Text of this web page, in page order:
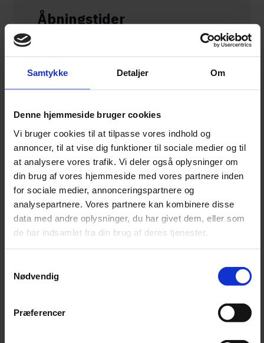
Samtykke Detaljer Om
Denne hjemmeside bruger cookies
Vi bruger cookies til at tilpasse vores indhold og
annoncer, til at vise dig funktioner til sociale medier og til
at analysere vores trafik. Vi deler også oplysninger om
din brug af vores hjemmeside med vores partnere inden
for sociale medier, annonceringspartnere og
analysepartnere. Vores partnere kan kombinere disse
data med andre oplysninger, du har givet dem, eller som
de har indsamlet fra din brug af deres tjenester.
Nødvendig
Præferencer
Åbningstider
Mandag til torsdag: Kl. 8.00 – 15.00
Fredag: Kl. 8.00 – 12.00​
Mandag til torsdag: Kl. 8.00 – 16.00
Fredag: Kl. 8.00 – 14.00​ ​ ​
Eller åben efter aftale. Ring og hør – vi er
meget fleksible!​​​